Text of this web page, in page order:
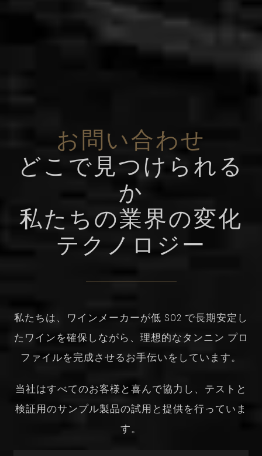
お問い合わせ
どこで見つけられる
か
私たちの業界の変化
テクノロジー
私たちは、ワインメーカーが低 SO2 で長期安定し
たワインを確保しながら、理想的なタンニン プロ
ファイルを完成させるお手伝いをしています。
当社はすべてのお客様と喜んで協力し、テストと
検証用のサンプル製品の試用と提供を行っていま
す。